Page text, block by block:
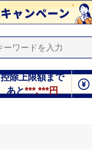
控除上限額まで
あと***,***円